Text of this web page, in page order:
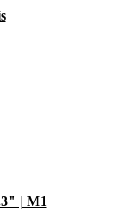
| M1